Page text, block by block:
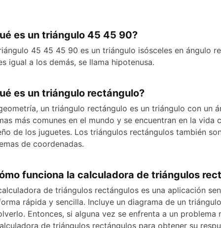
es un triángulo 45 45 90?
45 45 45 90 es un triángulo isósceles en ángulo
igual a los demás, se llama hipotenusa.
es un triángulo rectángulo?
un triángulo rectángulo es un triángulo con un
más comunes en el mundo y se encuentran en la
de los juguetes. Los triángulos rectángulos también
de coordenadas.
funciona la calculadora de triángulos
de triángulos rectángulos es una aplicación
rápida y sencilla. Incluye un diagrama de un
Entonces, si alguna vez se enfrenta a un
de triángulos rectángulos para obtener su